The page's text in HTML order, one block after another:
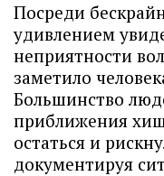
Посреди
удивлением
неприятности
заметило
Большинство
приближения
остаться и
документируя